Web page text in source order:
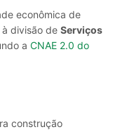
econômica de
divisão de Serviços
a CNAE 2.0 do
construção